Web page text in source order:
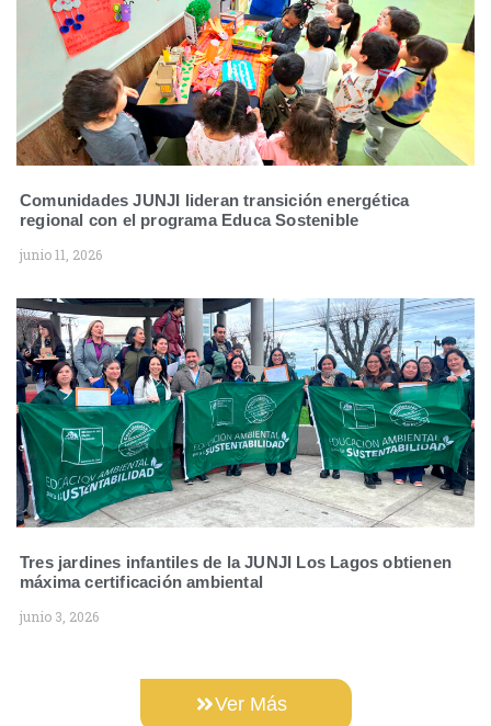
Comunidades JUNJI lideran transición energética
regional con el programa Educa Sostenible
junio 11, 2026
Tres jardines infantiles de la JUNJI Los Lagos obtienen
máxima certificación ambiental
junio 3, 2026
Ver Más